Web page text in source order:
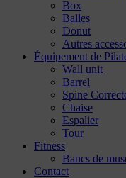
Box
Balles
Donut
Autres
Équipement de
Wall unit
Barrel
Spine
Chaise
Espalier
Tour
Fitness
Bancs de
Contact